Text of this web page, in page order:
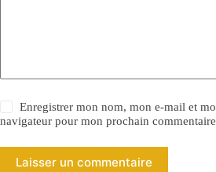
Enregistrer mon nom, mon e-mail et
navigateur pour mon prochain
Laisser un commentaire